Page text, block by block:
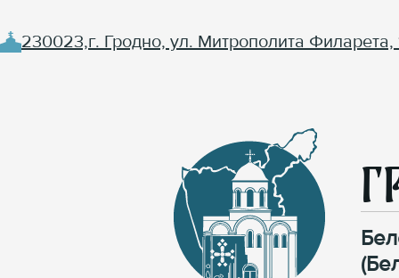
230023,г. Гродно, ул. Митрополита Филарета,